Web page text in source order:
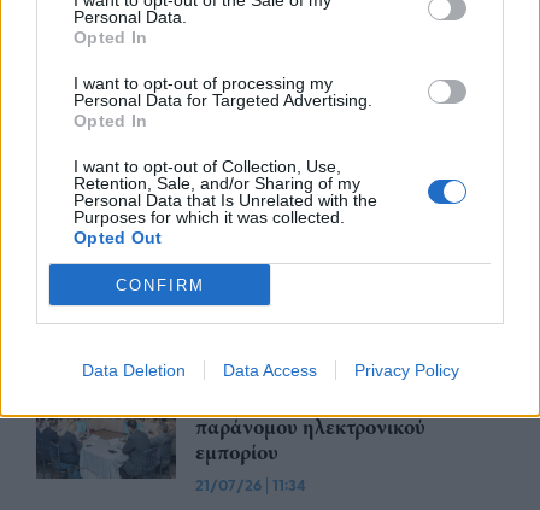
Personal Data.
Opted In
I want to opt-out of processing my
Personal Data for Targeted Advertising.
Opted In
I want to opt-out of Collection, Use,
Retention, Sale, and/or Sharing of my
Personal Data that Is Unrelated with the
Purposes for which it was collected.
Opted Out
CONFIRM
Data Deletion Data Access Privacy Policy
Συνάντηση με τον γεν.
Γυαλιού πραγματοποίησαν
ΓΣΕΒΕΕ και ΠΟΕΒΥ
Η νέα ευρωπαϊκή έκθεση για την
ψηφιακή υγεία ανοίγει τις πύλες
τις 28 Οκτωβρίου
29/07/26|
Round Table Discussion σχετικά
παράνομου ηλεκτρονικού
εμπορίου
21/07/26 | 11:34